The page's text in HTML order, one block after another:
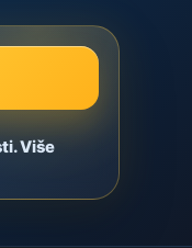
Više